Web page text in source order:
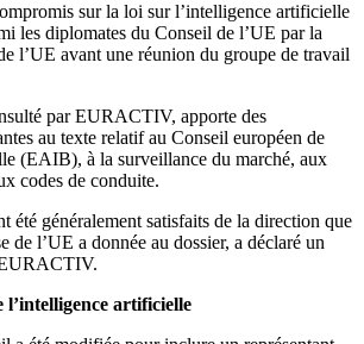
sur la loi sur l’intelligence artificielle
les diplomates du Conseil de l’UE par la
l’UE avant une réunion du groupe de travail
par EURACTIV, apporte des
au texte relatif au Conseil européen de
(EAIB), à la surveillance du marché, aux
codes de conduite.
été généralement satisfaits de la direction que
de l’UE a donnée au dossier, a déclaré un
l’intelligence artificielle